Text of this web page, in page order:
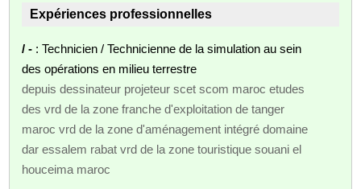
Expériences professionnelles
/ - : Technicien / Technicienne de la simulation au sein
des opérations en milieu terrestre
depuis dessinateur projeteur scet scom maroc etudes
des vrd de la zone franche d'exploitation de tanger
maroc vrd de la zone d'aménagement intégré domaine
dar essalem rabat vrd de la zone touristique souani el
houceima maroc